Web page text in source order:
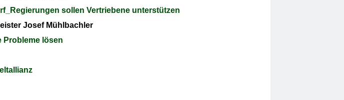
sollen Vertriebene unterstützen
Josef Mühlbachler
Probleme lösen